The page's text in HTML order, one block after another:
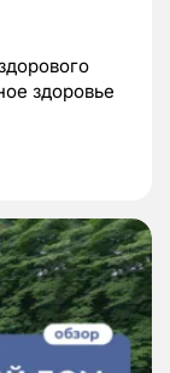
здоровье